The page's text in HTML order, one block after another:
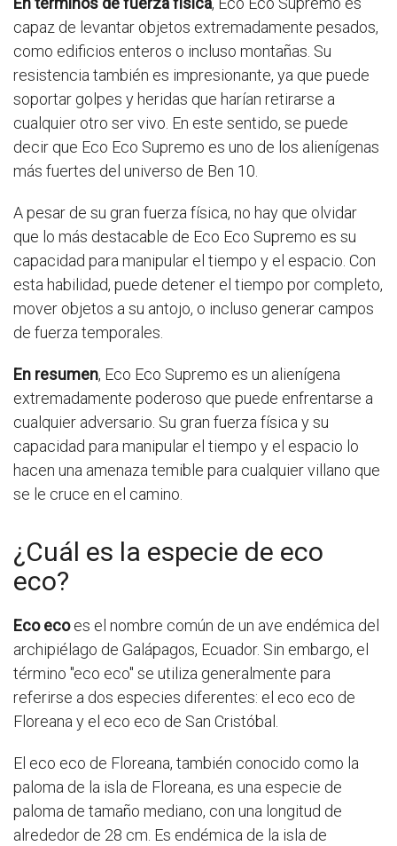
capaz de levantar objetos extremadamente pesados,
como edificios enteros o incluso montañas. Su
resistencia también es impresionante, ya que puede
soportar golpes y heridas que harían retirarse a
cualquier otro ser vivo. En este sentido, se puede
decir que Eco Eco Supremo es uno de los alienígenas
más fuertes del universo de Ben 10.
A pesar de su gran fuerza física, no hay que olvidar
que lo más destacable de Eco Eco Supremo es su
capacidad para manipular el tiempo y el espacio. Con
esta habilidad, puede detener el tiempo por completo,
mover objetos a su antojo, o incluso generar campos
de fuerza temporales.
En resumen, Eco Eco Supremo es un alienígena
extremadamente poderoso que puede enfrentarse a
cualquier adversario. Su gran fuerza física y su
capacidad para manipular el tiempo y el espacio lo
hacen una amenaza temible para cualquier villano que
se le cruce en el camino.
¿Cuál es la especie de eco
eco?
Eco ecoes el nombre común de un ave endémica del
archipiélago de Galápagos, Ecuador. Sin embargo, el
término "eco eco" se utiliza generalmente para
referirse a dos especies diferentes: el eco eco de
Floreana y el eco eco de San Cristóbal.
El eco eco de Floreana, también conocido como la
paloma de la isla de Floreana, es una especie de
paloma de tamaño mediano, con una longitud de
alrededor de 28 cm. Es endémica de la isla de